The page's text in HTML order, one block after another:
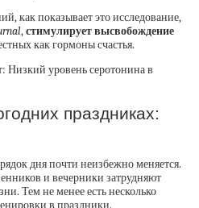
как показывает это исследование,
,стимулирует высвобождение
как гормоны счастья.
Низкий уровень серотонина в
праздниках:
дня почти неизбежно меняется.
и вечерники затрудняют
Тем не менее есть несколько
в праздники.